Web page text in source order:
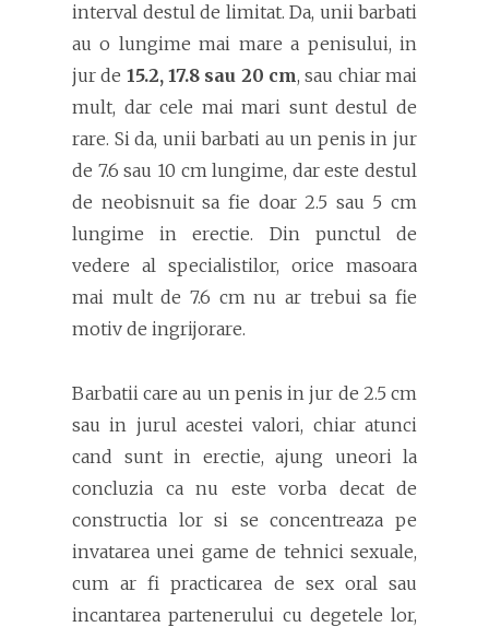
interval destul de limitat. Da, unii barbati
au o lungime mai mare a penisului, in
jur de 15.2, 17.8 sau 20 cm, sau chiar mai
mult, dar cele mai mari sunt destul de
rare. Si da, unii barbati au un penis in jur
de 7.6 sau 10 cm lungime, dar este destul
de neobisnuit sa fie doar 2.5 sau 5 cm
lungime in erectie. Din punctul de
vedere al specialistilor, orice masoara
mai mult de 7.6 cm nu ar trebui sa fie
motiv de ingrijorare.
Barbatii care au un penis in jur de 2.5 cm
sau in jurul acestei valori, chiar atunci
cand sunt in erectie, ajung uneori la
concluzia ca nu este vorba decat de
constructia lor si se concentreaza pe
invatarea unei game de tehnici sexuale,
cum ar fi practicarea de sex oral sau
incantarea partenerului cu degetele lor,